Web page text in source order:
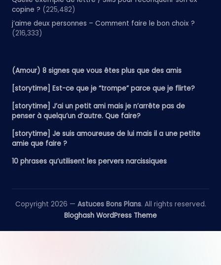
copine ? (225,482)
j’aime deux personnes – Comment faire le bon choix ?
(216,333)
(Amour) 8 signes que vous êtes plus que des amis
[storytime] Est-ce que je “trompe” parce que je flirte?
[storytime] J’ai un petit ami mais je n’arrête pas de
penser à quelqu’un d’autre. Que faire?
[storytime] Je suis amoureuse de lui mais il a une petite
amie que faire ?
10 phrases qu’utilisent les pervers narcissiques
Copyright 2026 — Astuces Bons Plans. All rights reserved.
Bloghash WordPress Theme